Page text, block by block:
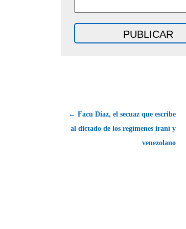
← Facu Díaz, el secuaz que escribe
al dictado de los regímenes iraní y
venezolano